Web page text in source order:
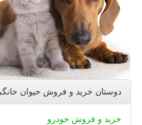
دوستان خرید و فروش حیوان
خرید و فروش خودرو